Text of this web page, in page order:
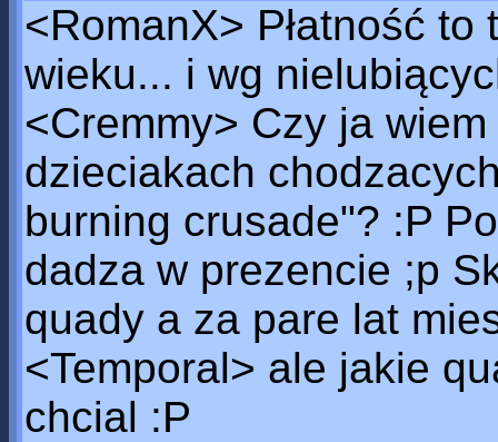
<RomanX> Płatność
wieku... i wg
<Cremmy> Czy ja
dzieciakach
burning crusade"? :P
dadza w prezencie ;p
quady a za pare lat
<Temporal> ale jakie
chcial :P